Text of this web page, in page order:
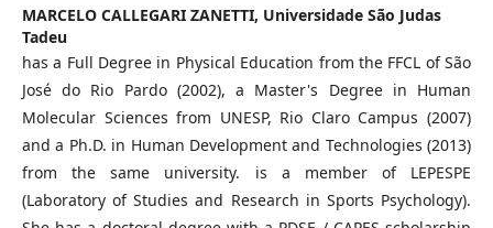
MARCELO CALLEGARI ZANETTI, Universidade São Judas
Tadeu
has a Full Degree in Physical Education from the FFCL of São
José do Rio Pardo (2002), a Master's Degree in Human
Molecular Sciences from UNESP, Rio Claro Campus (2007)
and a Ph.D. in Human Development and Technologies (2013)
from the same university. is a member of LEPESPE
(Laboratory of Studies and Research in Sports Psychology).